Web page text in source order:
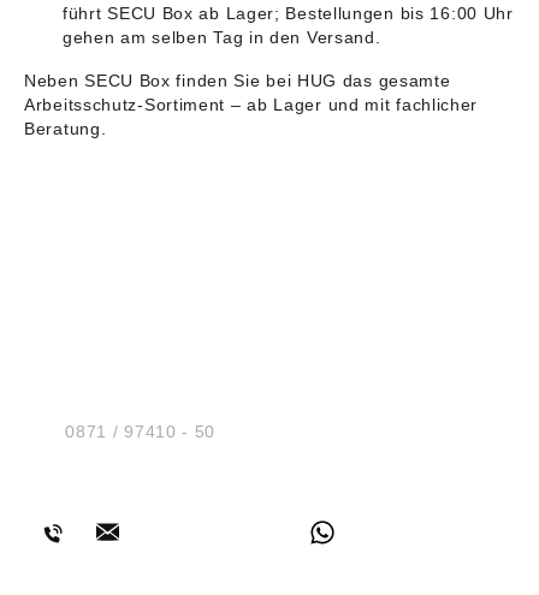
führt SECU Box ab Lager; Bestellungen bis 16:00 Uhr
gehen am selben Tag in den Versand.
Neben SECU Box finden Sie bei HUG das gesamte
Arbeitsschutz-Sortiment – ab Lager und mit fachlicher
Beratung.
Tel.:0871 / 97410 - 50